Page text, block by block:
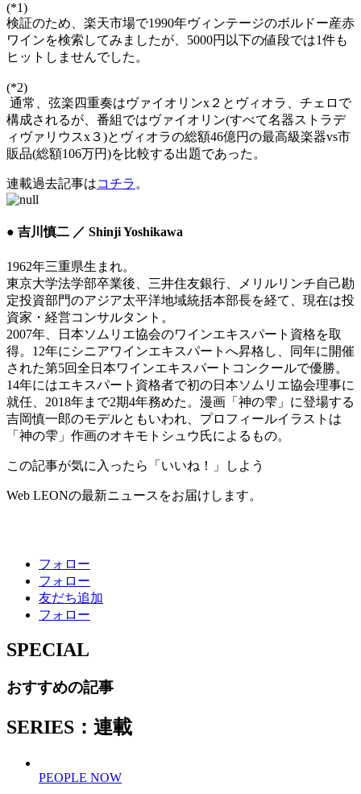
(*1)
検証のため、楽天市場で1990年ヴィンテージのボルドー産赤
ワインを検索してみましたが、5000円以下の値段では1件も
ヒットしませんでした。
(*2)
通常、弦楽四重奏はヴァイオリンx２とヴィオラ、チェロで
構成されるが、番組ではヴァイオリン(すべて名器ストラデ
ィヴァリウスx３)とヴィオラの総額46億円の最高級楽器vs市
販品(総額106万円)を比較する出題であった。
連載過去記事はコチラ 。
● 吉川慎二 ／ Shinji Yoshikawa
1962年三重県生まれ。
東京大学法学部卒業後、三井住友銀行、メリルリンチ自己勘
定投資部門のアジア太平洋地域統括本部長を経て、現在は投
資家・経営コンサルタント。
2007年、日本ソムリエ協会のワインエキスパート資格を取
得。12年にシニアワインエキスパートへ昇格し、同年に開催
された第5回全日本ワインエキスパートコンクールで優勝。
14年にはエキスパート資格者で初の日本ソムリエ協会理事に
就任、2018年まで2期4年務めた。漫画「神の雫」に登場する
吉岡慎一郎のモデルともいわれ、プロフィールイラストは
「神の雫」作画のオキモトシュウ氏によるもの。
この記事が気に入ったら「いいね！」しよう
Web LEONの最新ニュースをお届けします。
フォロー
フォロー
友だち追加
フォロー
SPECIAL
おすすめの記事
SERIES：連載
PEOPLE NOW